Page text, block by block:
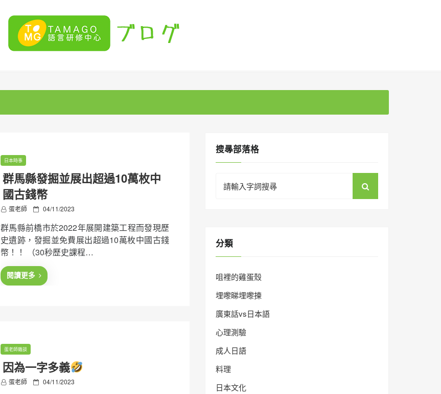
日本時事
群馬縣發掘並展出超過10萬枚中
國古錢幣
蛋老師
P
s
t
e
d
n
04/11/2023
群馬縣前橋市於2022年展開建築工程而發現歷
史遺跡，發掘並免費展出超過10萬枚中國古錢
幣！！ （30秒歷史課程…
閱讀更多
蛋老師雜談
因為一字多義
蛋老師
P 04/11/2023
搜㝷部落格
for:
分類
咀裡的雞蛋殼
埋嚟睇埋嚟揀
廣東話vs日本語
心理測驗
成人日語
料理
日本文化